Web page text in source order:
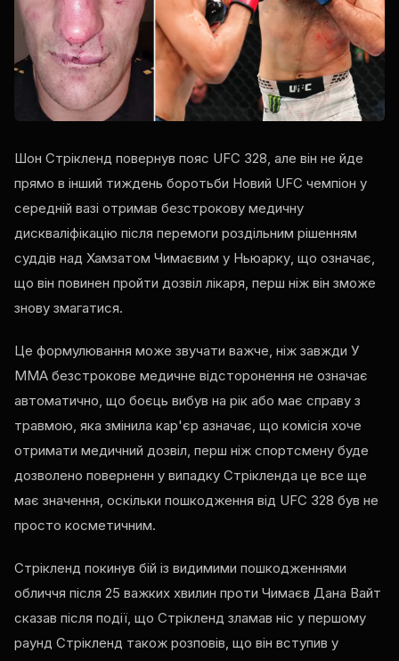
Шон Стрікленд повернув пояс UFC 328, але він не йде
прямо в інший тиждень боротьби Новий UFC чемпіон у
середній вазі отримав безстрокову медичну
дискваліфікацію після перемоги роздільним рішенням
суддів над Хамзатом Чимаєвим у Ньюарку, що означає,
що він повинен пройти дозвіл лікаря, перш ніж він зможе
знову змагатися.
Це формулювання може звучати важче, ніж завжди У
ММА безстрокове медичне відсторонення не означає
автоматично, що боєць вибув на рік або має справу з
травмою, яка змінила кар'єр азначає, що комісія хоче
отримати медичний дозвіл, перш ніж спортсмену буде
дозволено поверненн у випадку Стрікленда це все ще
має значення, оскільки пошкодження від UFC 328 був не
просто косметичним.
Стрікленд покинув бій із видимими пошкодженнями
обличчя після 25 важких хвилин проти Чимаєв Дана Вайт
сказав після події, що Стрікленд зламав ніс у першому
раунд Стрікленд також розповів, що він вступив у